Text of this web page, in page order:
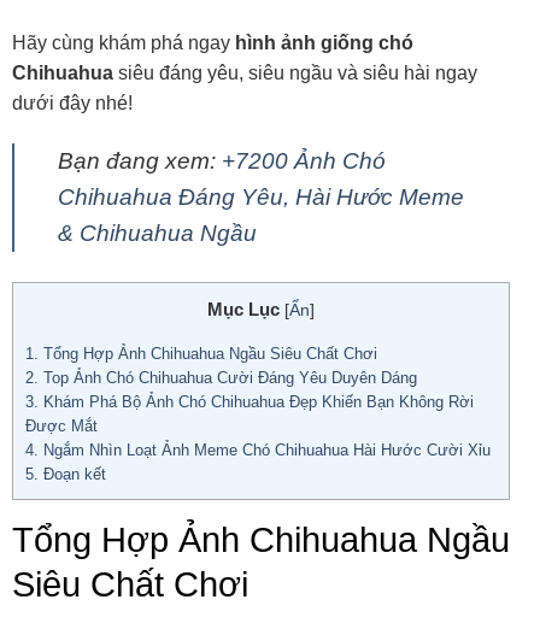
Hãy cùng khám phá ngay hình ảnh giống chó
Chihuahua siêu đáng yêu, siêu ngầu và siêu hài ngay
dưới đây nhé!
Bạn đang xem: +7200 Ảnh Chó
Chihuahua Đáng Yêu, Hài Hước Meme
& Chihuahua Ngầu
Mục Lục [Ẩn]
1. Tổng Hợp Ảnh Chihuahua Ngầu Siêu Chất Chơi
2. Top Ảnh Chó Chihuahua Cười Đáng Yêu Duyên Dáng
3. Khám Phá Bộ Ảnh Chó Chihuahua Đẹp Khiến Bạn Không Rời
Được Mắt
4. Ngắm Nhìn Loạt Ảnh Meme Chó Chihuahua Hài Hước Cười Xỉu
5. Đoạn kết
Tổng Hợp Ảnh Chihuahua Ngầu
Siêu Chất Chơi